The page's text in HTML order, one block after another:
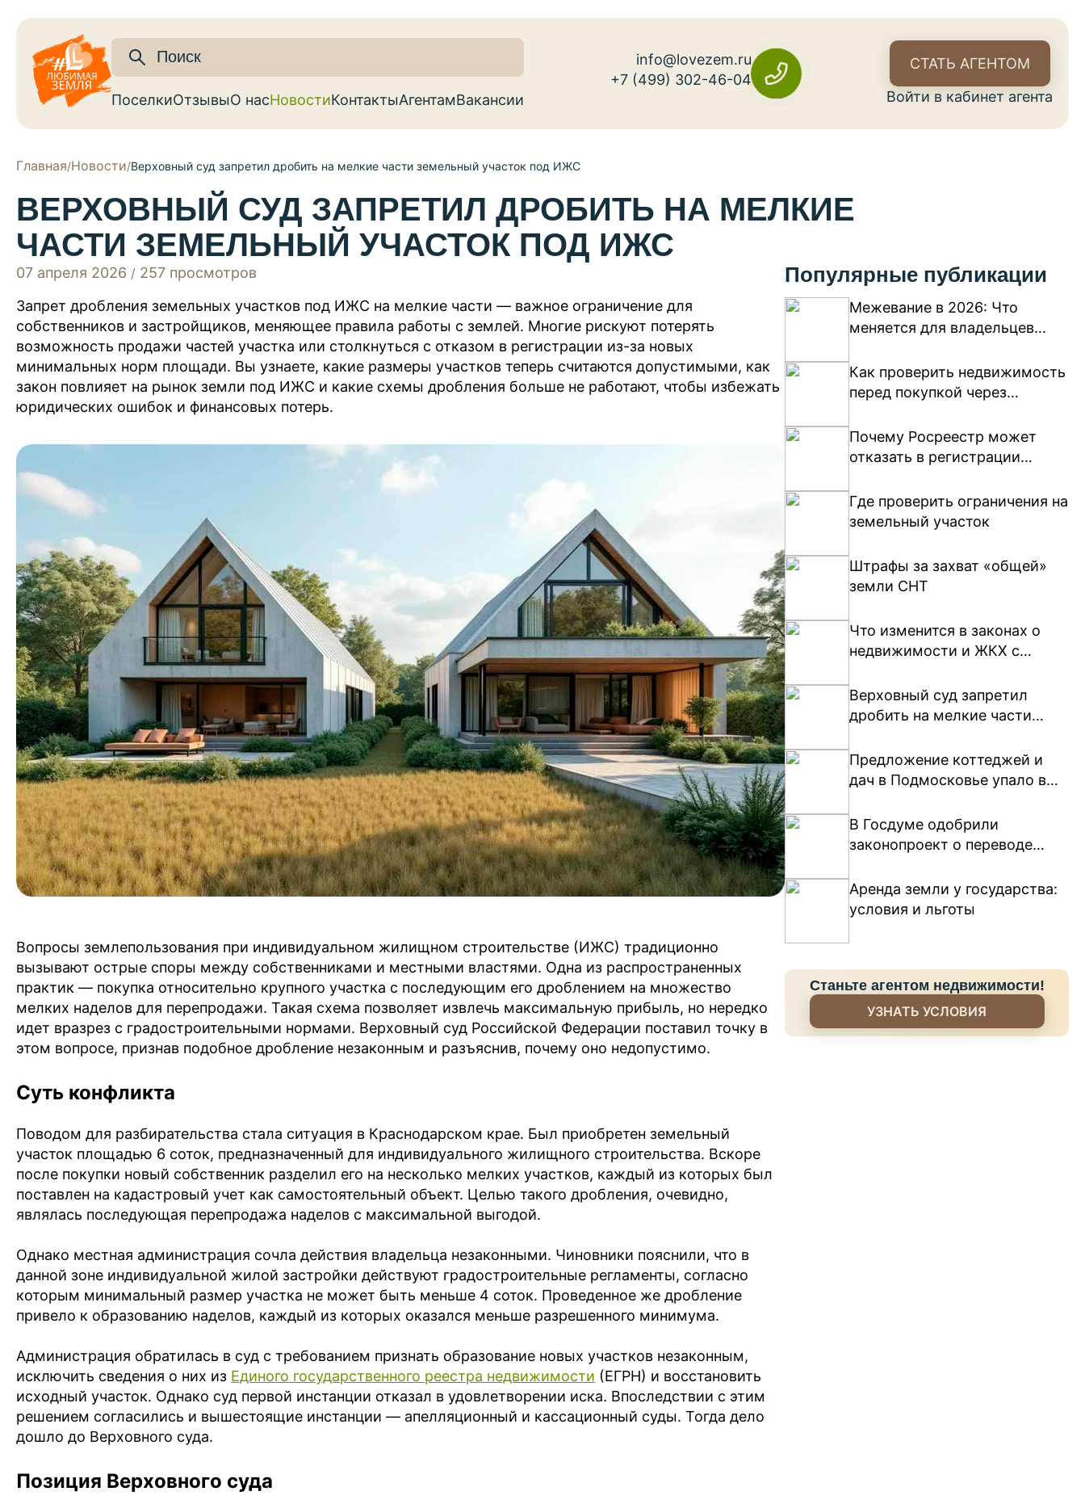
ПоселкиОтзывыО насНовостиКонтактыАгентамВакансии
info@lovezem.ru
+7 (499) 302-46-04
СТАТЬ АГЕНТОМ
Войти в кабинет агента
Главная/Новости/Верховный суд запретил дробить на мелкие части земельный участок под ИЖС
ВЕРХОВНЫЙ СУД ЗАПРЕТИЛ ДРОБИТЬ НА МЕЛКИЕ
ЧАСТИ ЗЕМЕЛЬНЫЙ УЧАСТОК ПОД ИЖС
07 апреля 2026 / 257 просмотров
Запрет дробления земельных участков под ИЖС на мелкие части — важное ограничение для
собственников и застройщиков, меняющее правила работы с землей. Многие рискуют потерять
возможность продажи частей участка или столкнуться с отказом в регистрации из-за новых
минимальных норм площади. Вы узнаете, какие размеры участков теперь считаются допустимыми, как
закон повлияет на рынок земли под ИЖС и какие схемы дробления больше не работают, чтобы избежать
юридических ошибок и финансовых потерь.
Вопросы землепользования при индивидуальном жилищном строительстве (ИЖС) традиционно
вызывают острые споры между собственниками и местными властями. Одна из распространенных
практик — покупка относительно крупного участка с последующим его дроблением на множество
мелких наделов для перепродажи. Такая схема позволяет извлечь максимальную прибыль, но нередко
идет вразрез с градостроительными нормами. Верховный суд Российской Федерации поставил точку в
этом вопросе, признав подобное дробление незаконным и разъяснив, почему оно недопустимо.
Суть конфликта
Поводом для разбирательства стала ситуация в Краснодарском крае. Был приобретен земельный
участок площадью 6 соток, предназначенный для индивидуального жилищного строительства. Вскоре
после покупки новый собственник разделил его на несколько мелких участков, каждый из которых был
поставлен на кадастровый учет как самостоятельный объект. Целью такого дробления, очевидно,
являлась последующая перепродажа наделов с максимальной выгодой.
Однако местная администрация сочла действия владельца незаконными. Чиновники пояснили, что в
данной зоне индивидуальной жилой застройки действуют градостроительные регламенты, согласно
которым минимальный размер участка не может быть меньше 4 соток. Проведенное же дробление
привело к образованию наделов, каждый из которых оказался меньше разрешенного минимума.
Администрация обратилась в суд с требованием признать образование новых участков незаконным,
исключить сведения о них из Единого государственного реестра недвижимости (ЕГРН) и восстановить
исходный участок. Однако суд первой инстанции отказал в удовлетворении иска. Впоследствии с этим
решением согласились и вышестоящие инстанции — апелляционный и кассационный суды. Тогда дело
дошло до Верховного суда.
Позиция Верховного суда
Популярные публикации
Межевание в 2026: Что
меняется для владельцев
Как проверить недвижимость
перед покупкой через
Почему Росреестр может
отказать в регистрации
Где проверить ограничения на
земельный участок
Штрафы за захват «общей»
земли СНТ
Что изменится в законах о
недвижимости и ЖКХ с
Верховный суд запретил
дробить на мелкие части
Предложение коттеджей и
дач в Подмосковье упало в
В Госдуме одобрили
законопроект о переводе
Аренда земли у государства:
условия и льготы
Станьте агентом недвижимости!
УЗНАТЬ УСЛОВИЯ